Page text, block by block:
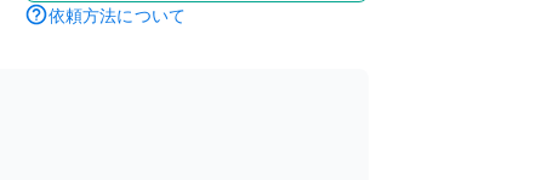
依頼方法について